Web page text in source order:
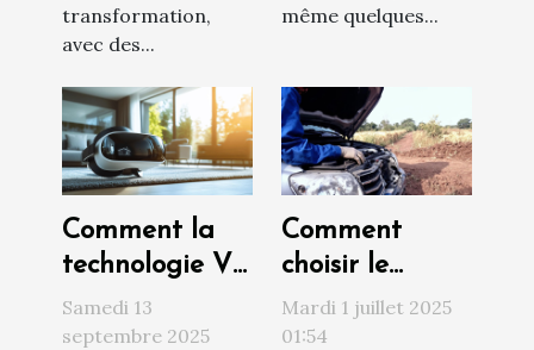
transformation,
avec des...
même quelques...
Comment la
technologie VR
révolutionne
les visites
Samedi 13
septembre 2025
Comment
choisir le
meilleur service
de dépannage
Mardi 1 juillet 2025
01:54